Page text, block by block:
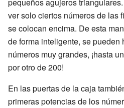
pequeños agujeros
ver solo ciertos números de las
se colocan encima. De esta
de forma inteligente, se
números muy grandes, ¡hasta
por otro de 200!
En las puertas de la caja
primeras potencias de los